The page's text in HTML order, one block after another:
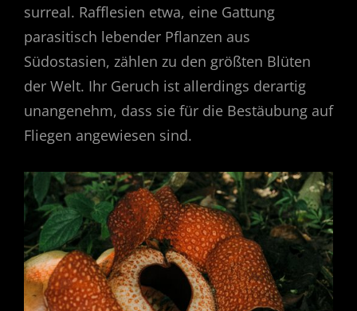
surreal. Rafflesien etwa, eine Gattung
parasitisch lebender Pflanzen aus
Südostasien, zählen zu den größten Blüten
der Welt. Ihr Geruch ist allerdings derartig
unangenehm, dass sie für die Bestäubung auf
Fliegen angewiesen sind.